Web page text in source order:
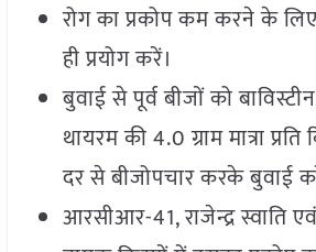
रोग का प्रकोप कम करने के
ही प्रयोग करें।
बुवाई से पूर्व बीजों को
थायरम की 4.0 ग्राम मात्रा
दर से बीजोपचार करके बुवाई
आरसीआर-41, राजेन्द्र स्वाति